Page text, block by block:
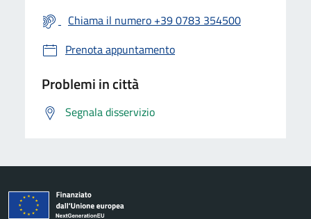
Chiama il numero +39 0783 354500
Prenota appuntamento
Problemi in città
Segnala disservizio